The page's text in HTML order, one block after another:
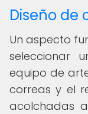
Diseño de
Un aspecto
seleccionar
equipo de
correas y el
acolchadas